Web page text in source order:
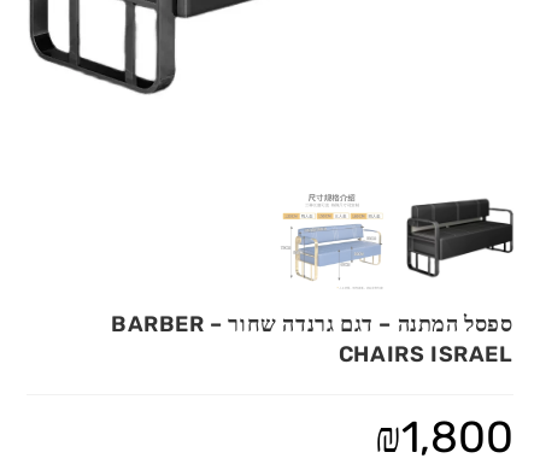
ספסל המתנה – דגם גרנדה שחור – BARBER
CHAIRS ISRAEL
₪1,800